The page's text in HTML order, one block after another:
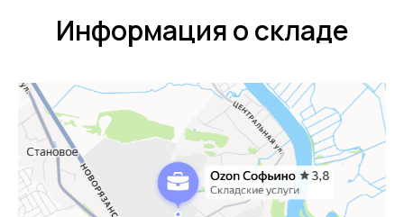
Информация о складе